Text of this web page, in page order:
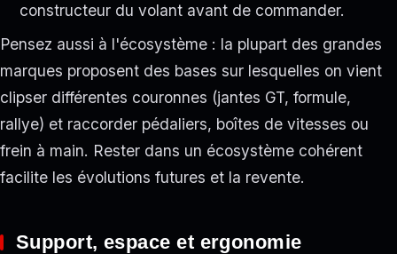
constructeur du volant avant de commander.
Pensez aussi à l'écosystème : la plupart des grandes
marques proposent des bases sur lesquelles on vient
clipser différentes couronnes (jantes GT, formule,
rallye) et raccorder pédaliers, boîtes de vitesses ou
frein à main. Rester dans un écosystème cohérent
facilite les évolutions futures et la revente.
Support, espace et ergonomie